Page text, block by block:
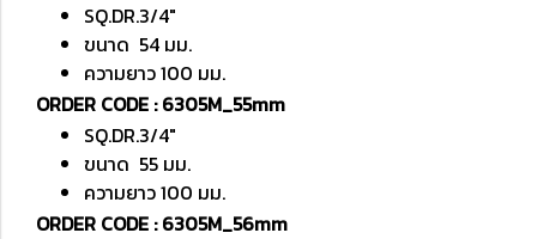
SQ.DR.3/4"
ขนาด 54 มม.
ความยาว 100 มม.
ORDER CODE : 6305M_55mm
SQ.DR.3/4"
ขนาด 55 มม.
ความยาว 100 มม.
ORDER CODE : 6305M_56mm